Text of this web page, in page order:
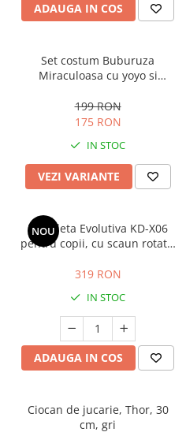
ADAUGA IN COS
Set costum Buburuza
Miraculoasa cu yoyo si
KidMania®
199 RON
175 RON
IN STOC
VEZI VARIANTE
NOU
Tricicleta Evolutiva KD-X06
pentru copii, cu scaun rotativ
din cauciuc, 9 luni – 6 ani, bej
319 RON
IN STOC
ADAUGA IN COS
Ciocan de jucarie, Thor, 30
cm, gri